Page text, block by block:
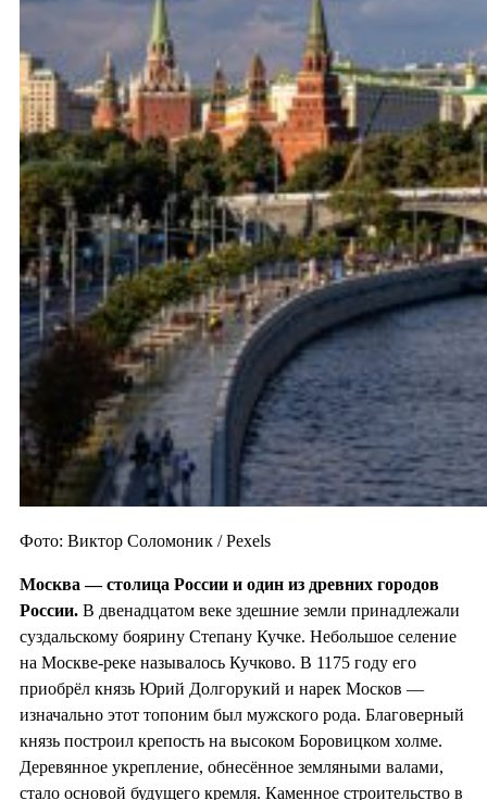
Фото: Виктор Соломоник / Pexels
Москва — столица России и один из древних городов
России. В двенадцатом веке здешние земли принадлежали
суздальскому боярину Степану Кучке. Небольшое селение
на Москве-реке называлось Кучково. В 1175 году его
приобрёл князь Юрий Долгорукий и нарек Москов —
изначально этот топоним был мужского рода. Благоверный
князь построил крепость на высоком Боровицком холме.
Деревянное укрепление, обнесённое земляными валами,
стало основой будущего кремля. Каменное строительство в